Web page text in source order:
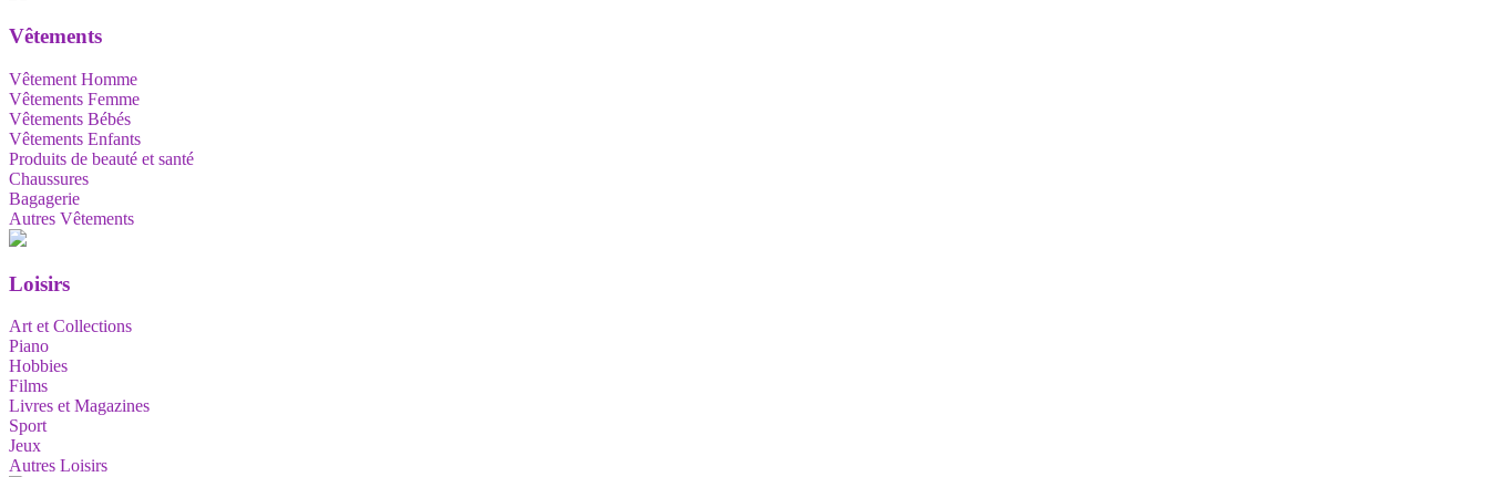
Vêtements
Vêtement Homme
Vêtements Femme
Vêtements Bébés
Vêtements Enfants
Produits de beauté et santé
Chaussures
Bagagerie
Autres Vêtements
Loisirs
Art et Collections
Piano
Hobbies
Films
Livres et Magazines
Sport
Jeux
Autres Loisirs